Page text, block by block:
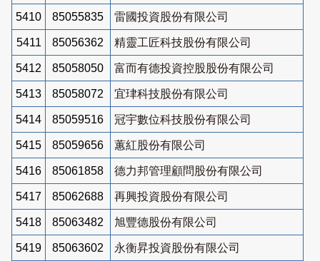
5410 85055835 雷國投資股份有限公司
5411 85056362 精靈工匠科技股份有限公司
5412 85058050 富而有德投資控股股份有限公司
5413 85058072 宜珒科技股份有限公司
5414 85059516 冠宇數位科技股份有限公司
5415 85059656 蕙紅股份有限公司
5416 85061858 德力邦管理顧問股份有限公司
5417 85062688 再興投資股份有限公司
5418 85063482 旭豐德股份有限公司
5419 85063602 永衡昇投資股份有限公司